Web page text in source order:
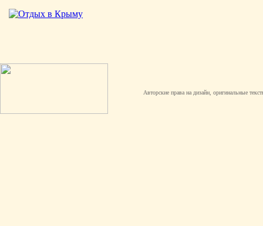
Авторские права на дизайн, оригинальные